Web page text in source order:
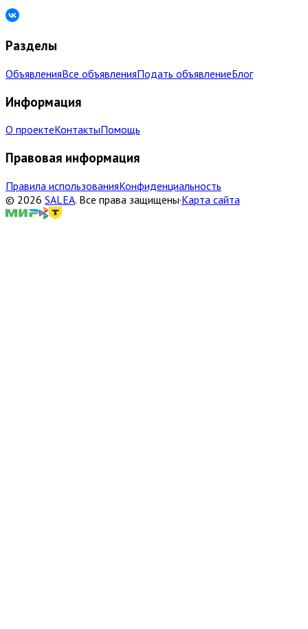
Разделы
ОбъявленияВсе объявленияПодать объявлениеБлог
Информация
О проектеКонтактыПомощь
Правовая информация
Правила использованияКонфиденциальность
© 2026 SALEA. Все права защищены·Карта сайта